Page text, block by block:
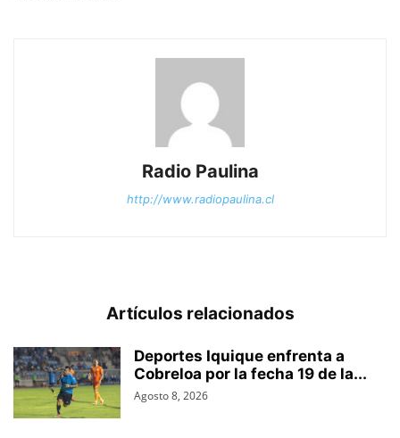
Radio Paulina
http://www.radiopaulina.cl
Artículos relacionados
Deportes Iquique enfrenta a
Cobreloa por la fecha 19 de la...
Agosto 8, 2026